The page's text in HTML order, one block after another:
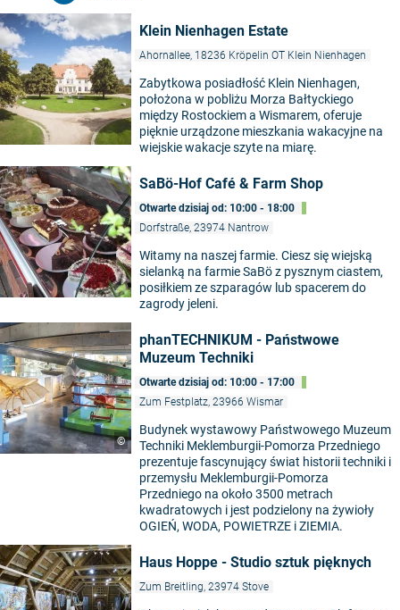
Klein Nienhagen Estate
Ahornallee, 18236 Kröpelin OT Klein Nienhagen
Zabytkowa posiadłość Klein Nienhagen,
położona w pobliżu Morza Bałtyckiego
między Rostockiem a Wismarem, oferuje
pięknie urządzone mieszkania wakacyjne na
wiejskie wakacje szyte na miarę.
SaBö-Hof Café & Farm Shop
Otwarte dzisiaj od: 10:00 - 18:00
Dorfstraße, 23974 Nantrow
Witamy na naszej farmie. Ciesz się wiejską
sielanką na farmie SaBö z pysznym ciastem,
posiłkiem ze szparagów lub spacerem do
zagrody jeleni.
©
phanTECHNIKUM - Państwowe
Muzeum Techniki
Otwarte dzisiaj od: 10:00 - 17:00
Zum Festplatz, 23966 Wismar
Budynek wystawowy Państwowego Muzeum
Techniki Meklemburgii-Pomorza Przedniego
prezentuje fascynujący świat historii techniki i
przemysłu Meklemburgii-Pomorza
Przedniego na około 3500 metrach
kwadratowych i jest podzielony na żywioły
OGIEŃ, WODA, POWIETRZE i ZIEMIA.
Haus Hoppe - Studio sztuk pięknych
Zum Breitling, 23974 Stove